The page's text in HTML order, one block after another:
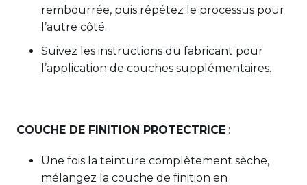
rembourrée, puis répétez le processus pour
l’autre côté.
Suivez les instructions du fabricant pour
l’application de couches supplémentaires.
COUCHE DE FINITION PROTECTRICE :
Une fois la teinture complètement sèche,
mélangez la couche de finition en